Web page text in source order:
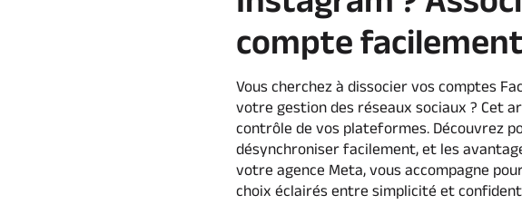
compte
Vous cherchez à dissocier vos comptes
votre gestion des réseaux sociaux ? Cet
contrôle de vos plateformes. Découvrez
désynchroniser facilement, et les
votre agence Meta, vous accompagne
choix éclairés entre simplicité et